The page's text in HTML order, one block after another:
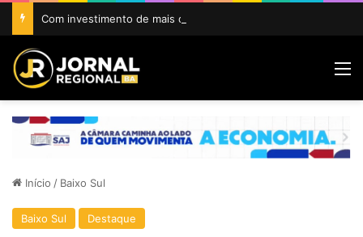
Início / Baixo Sul
Baixo Sul Destaque